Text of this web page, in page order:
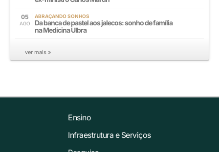
05
AGO
ABRAÇANDO SONHOS
Da banca de pastel aos jalecos: sonho de família
na Medicina Ulbra
ver mais »
Ensino
Infraestrutura e Serviços